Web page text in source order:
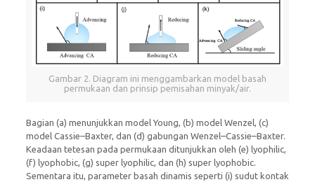
Gambar 2. Diagram ini menggambarkan model basah
permukaan dan prinsip pemisahan minyak/air.
Bagian (a) menunjukkan model Young, (b) model Wenzel, (c)
model Cassie–Baxter, dan (d) gabungan Wenzel–Cassie–Baxter.
Keadaan tetesan pada permukaan ditunjukkan oleh (e) lyophilic,
(f) lyophobic, (g) super lyophilic, dan (h) super lyophobic.
Sementara itu, parameter basah dinamis seperti (i) sudut kontak